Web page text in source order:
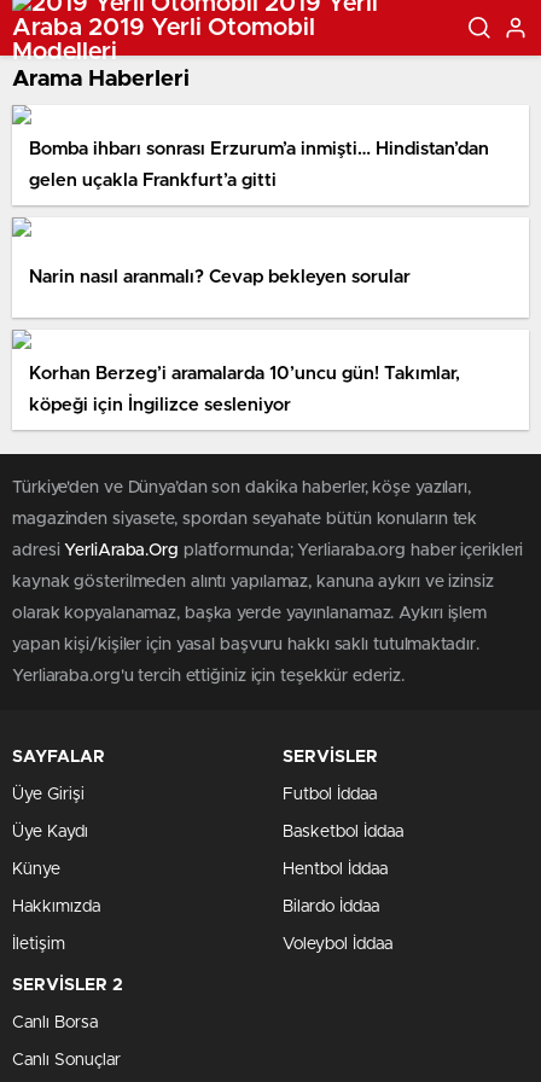
Arama Haberleri
Bomba ihbarı sonrası Erzurum’a inmişti… Hindistan’dan
gelen uçakla Frankfurt’a gitti
Narin nasıl aranmalı? Cevap bekleyen sorular
Korhan Berzeg’i aramalarda 10’uncu gün! Takımlar,
köpeği için İngilizce sesleniyor
Türkiye'den ve Dünya’dan son dakika haberler, köşe yazıları,
magazinden siyasete, spordan seyahate bütün konuların tek
adresi YerliAraba.Org platformunda; Yerliaraba.org haber içerikleri
kaynak gösterilmeden alıntı yapılamaz, kanuna aykırı ve izinsiz
olarak kopyalanamaz, başka yerde yayınlanamaz. Aykırı işlem
yapan kişi/kişiler için yasal başvuru hakkı saklı tutulmaktadır.
Yerliaraba.org'u tercih ettiğiniz için teşekkür ederiz.
SAYFALAR
Üye Girişi
Üye Kaydı
Künye
Hakkımızda
İletişim
SERVİSLER
Futbol İddaa
Basketbol İddaa
Hentbol İddaa
Bilardo İddaa
Voleybol İddaa
SERVİSLER 2
Canlı Borsa
Canlı Sonuçlar